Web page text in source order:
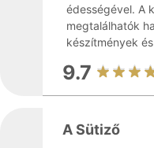
édességével. A
megtalálhatók
készítmények
9.7
A Sütiző